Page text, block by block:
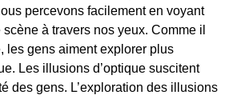
percevons facilement en voyant
à travers nos yeux. Comme il
les gens aiment explorer plus
Les illusions d’optique suscitent
des gens. L’exploration des illusions